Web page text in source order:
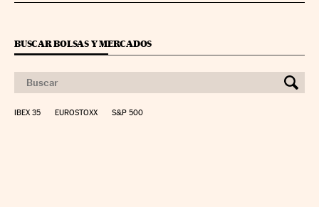
BUSCAR BOLSAS Y MERCADOS
IBEX 35 EUROSTOXX S&P 500